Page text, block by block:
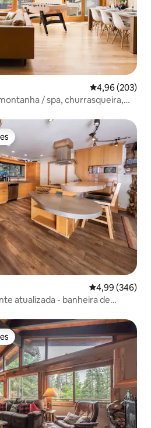
4,96 de uma
4,96 (203)
/ spa, churrasqueira,
dos hóspedes
4,99 de uma
4,99 (346)
atualizada - banheira de
dos hóspedes